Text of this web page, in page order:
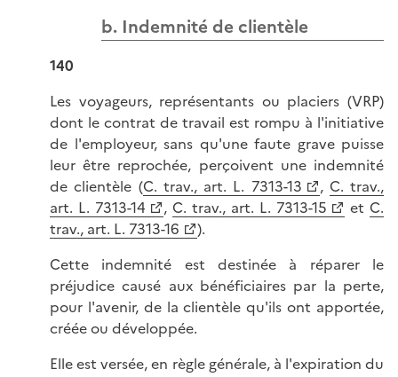
b. Indemnité de clientèle
140
Les voyageurs, représentants ou placiers (VRP)
dont le contrat de travail est rompu à l'initiative
de l'employeur, sans qu'une faute grave puisse
leur être reprochée, perçoivent une indemnité
de clientèle (C. trav., art. L. 7313-13 , C. trav.,
art. L. 7313-14
, C. trav., art. L. 7313-15 et C.
trav., art. L. 7313-16
).
Cette indemnité est destinée à réparer le
préjudice causé aux bénéficiaires par la perte,
pour l'avenir, de la clientèle qu'ils ont apportée,
créée ou développée.
Elle est versée, en règle générale, à l'expiration du